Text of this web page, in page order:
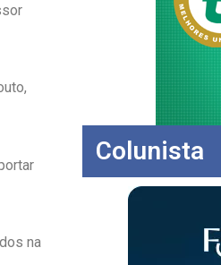
na
Colunista